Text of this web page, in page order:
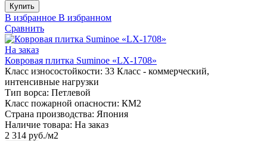
Купить
В избранное В избранном
Сравнить
На заказ
Ковровая плитка Suminoe «LX-1708»
Класс износостойкости: 33 Класс - коммерческий,
интенсивные нагрузки
Тип ворса: Петлевой
Класс пожарной опасности: КМ2
Страна производства: Япония
Наличие товара: На заказ
2 314 руб./м2